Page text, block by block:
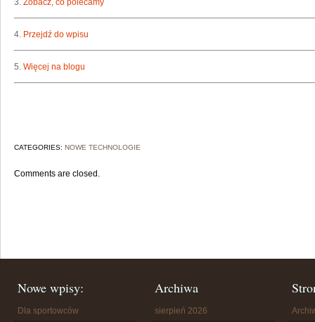
3. Zobacz, co polecamy
4. Przejdź do wpisu
5. Więcej na blogu
CATEGORIES: NOWE TECHNOLOGIE
Comments are closed.
Nowe wpisy:
Dla sportowców
Archiwa
sierpień 2026